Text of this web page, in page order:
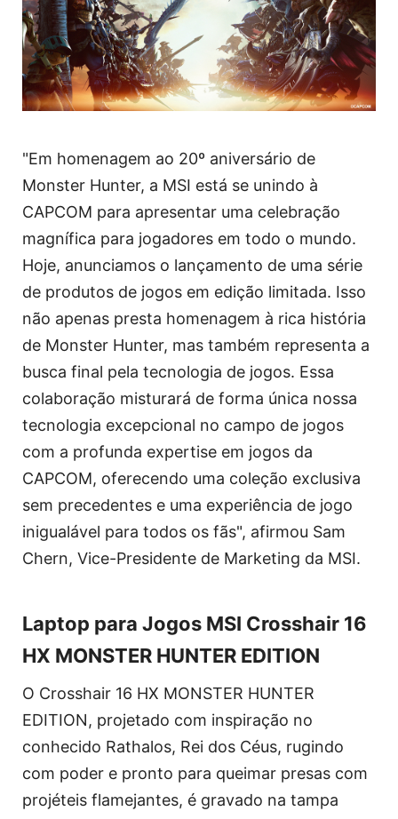
"Em homenagem ao 20º aniversário de
Monster Hunter, a MSI está se unindo à
CAPCOM para apresentar uma celebração
magnífica para jogadores em todo o mundo.
Hoje, anunciamos o lançamento de uma série
de produtos de jogos em edição limitada. Isso
não apenas presta homenagem à rica história
de Monster Hunter, mas também representa a
busca final pela tecnologia de jogos. Essa
colaboração misturará de forma única nossa
tecnologia excepcional no campo de jogos
com a profunda expertise em jogos da
CAPCOM, oferecendo uma coleção exclusiva
sem precedentes e uma experiência de jogo
inigualável para todos os fãs", afirmou Sam
Chern, Vice-Presidente de Marketing da MSI.
Laptop para Jogos MSI Crosshair 16
HX MONSTER HUNTER EDITION
O Crosshair 16 HX MONSTER HUNTER
EDITION, projetado com inspiração no
conhecido Rathalos, Rei dos Céus, rugindo
com poder e pronto para queimar presas com
projéteis flamejantes, é gravado na tampa